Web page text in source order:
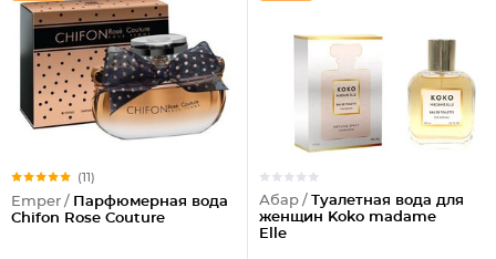
(11)
Emper / Парфюмерная вода
Chifon Rose Couture
Абар / Туалетная вода для
женщин Koko madame
Elle